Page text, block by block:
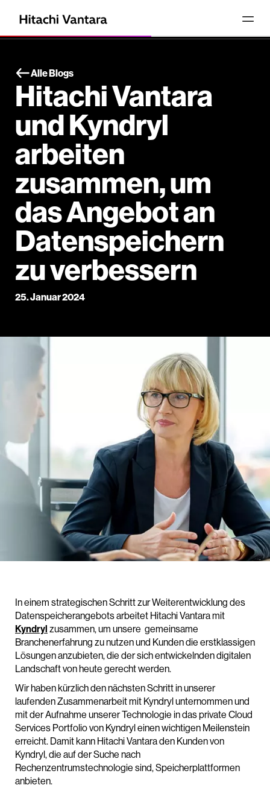
Alle Blogs
Hitachi Vantara
und Kyndryl
arbeiten
zusammen, um
das Angebot an
Datenspeichern
zu verbessern
25. Januar 2024
In einem strategischen Schritt zur Weiterentwicklung des
Datenspeicherangebots arbeitet Hitachi Vantara mit
Kyndryl zusammen, um unsere gemeinsame
Branchenerfahrung zu nutzen und Kunden die erstklassigen
Lösungen anzubieten, die der sich entwickelnden digitalen
Landschaft von heute gerecht werden.
Wir haben kürzlich den nächsten Schritt in unserer
laufenden Zusammenarbeit mit Kyndryl unternommen und
mit der Aufnahme unserer Technologie in das private Cloud
Services Portfolio von Kyndryl einen wichtigen Meilenstein
erreicht. Damit kann Hitachi Vantara den Kunden von
Kyndryl, die auf der Suche nach
Rechenzentrumstechnologie sind, Speicherplattformen
anbieten.